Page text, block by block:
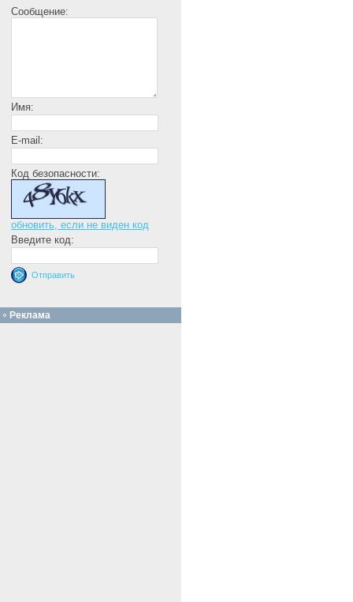
Сообщение:
Имя:
E-mail:
Код безопасности:
обновить, если не виден код
Введите код:
Реклама